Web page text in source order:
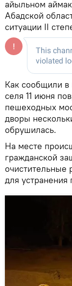
айыльном
Абадской
ситуации II
Как сообщили
селя 11 июня
пешеходных
дворы
обрушилась.
На месте
гражданской
для